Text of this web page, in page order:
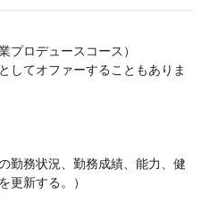
プロデュースコース）
してオファーすることもありま
勤務状況、勤務成績、能力、健
更新する。）